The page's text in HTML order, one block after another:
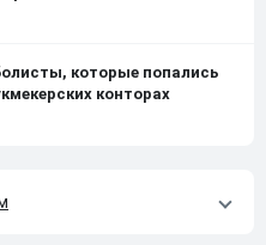
которые попались
конторах